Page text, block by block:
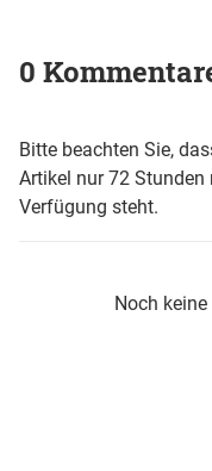
0
Bitte beachten Sie,
Artikel nur 72
Verfügung steht.
Noch